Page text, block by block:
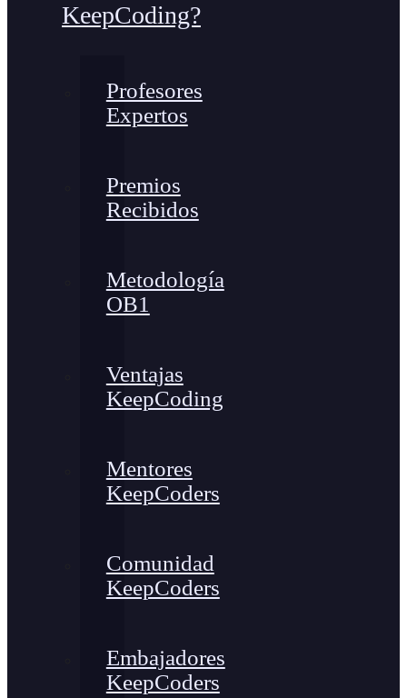
KeepCoding?
Profesores
Expertos
Premios
Recibidos
Metodología
OB1
Ventajas
KeepCoding
Mentores
KeepCoders
Comunidad
KeepCoders
Embajadores
KeepCoders